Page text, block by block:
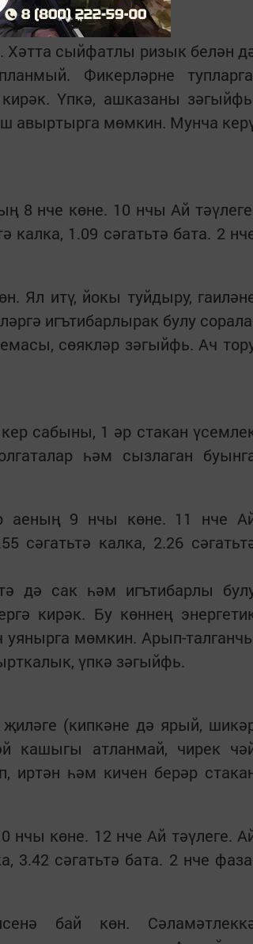
Хәтта сыйфатлы ризык белән
Фикерләрне
кирәк. Үпкә, ашказаны
авыртырга мөмкин. Мунча
8 нче көне. 10 нчы Ай
калка, 1.09 сәгатьтә бата. 2
Ял итү, йокы туйдыру,
игътибарлырак булу
сөякләр зәгыйфь. Ач
сабыны, 1 әр стакан
һәм сызлаган
аеның 9 нчы көне. 11 нче
сәгатьтә калка, 2.26
дә сак һәм игътибарлы
кирәк. Бу көннең
уянырга мөмкин. Арып-
үпкә зәгыйфь.
(кипкәне дә ярый,
кашыгы атланмай, чирек
һәм кичен берәр
нчы көне. 12 нче Ай тәүлеге.
3.42 сәгатьтә бата. 2 нче
бай көн.